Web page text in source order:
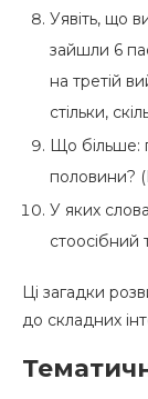
Уявіть, що
зайшли 6
на третій
стільки,
Що більше:
половини?
У яких
стоосібний
Ці загадки
до складних